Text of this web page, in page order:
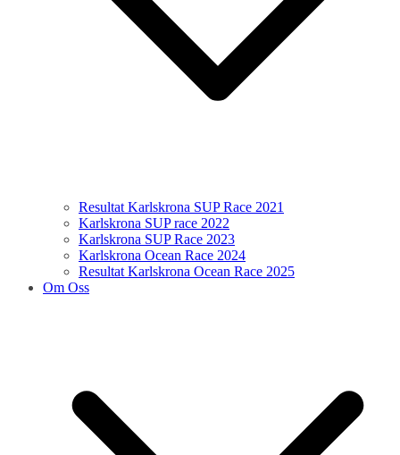
Resultat Karlskrona SUP Race 2021
Karlskrona SUP race 2022
Karlskrona SUP Race 2023
Karlskrona Ocean Race 2024
Resultat Karlskrona Ocean Race 2025
Om Oss